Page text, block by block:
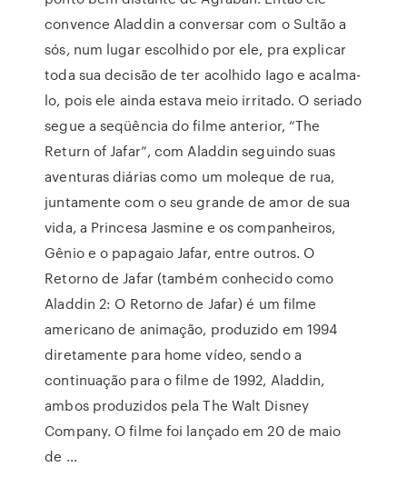
convence Aladdin a conversar com o Sultão a
sós, num lugar escolhido por ele, pra explicar
toda sua decisão de ter acolhido Iago e acalma-
lo, pois ele ainda estava meio irritado. O seriado
segue a seqüência do filme anterior, “The
Return of Jafar”, com Aladdin seguindo suas
aventuras diárias como um moleque de rua,
juntamente com o seu grande de amor de sua
vida, a Princesa Jasmine e os companheiros,
Gênio e o papagaio Jafar, entre outros. O
Retorno de Jafar (também conhecido como
Aladdin 2: O Retorno de Jafar) é um filme
americano de animação, produzido em 1994
diretamente para home vídeo, sendo a
continuação para o filme de 1992, Aladdin,
ambos produzidos pela The Walt Disney
Company. O filme foi lançado em 20 de maio
de …